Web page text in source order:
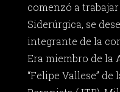
comenzó a
Siderúrgica, se
integrante de la
Era miembro de la
“Felipe Vallese”